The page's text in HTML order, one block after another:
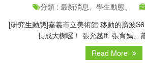
分類 : 最新消息、學生動態、
[研究生動態]嘉義市立美術館 移動的廣波
長成大樹囉！ 張允菡ft. 張育嫣、
Read More